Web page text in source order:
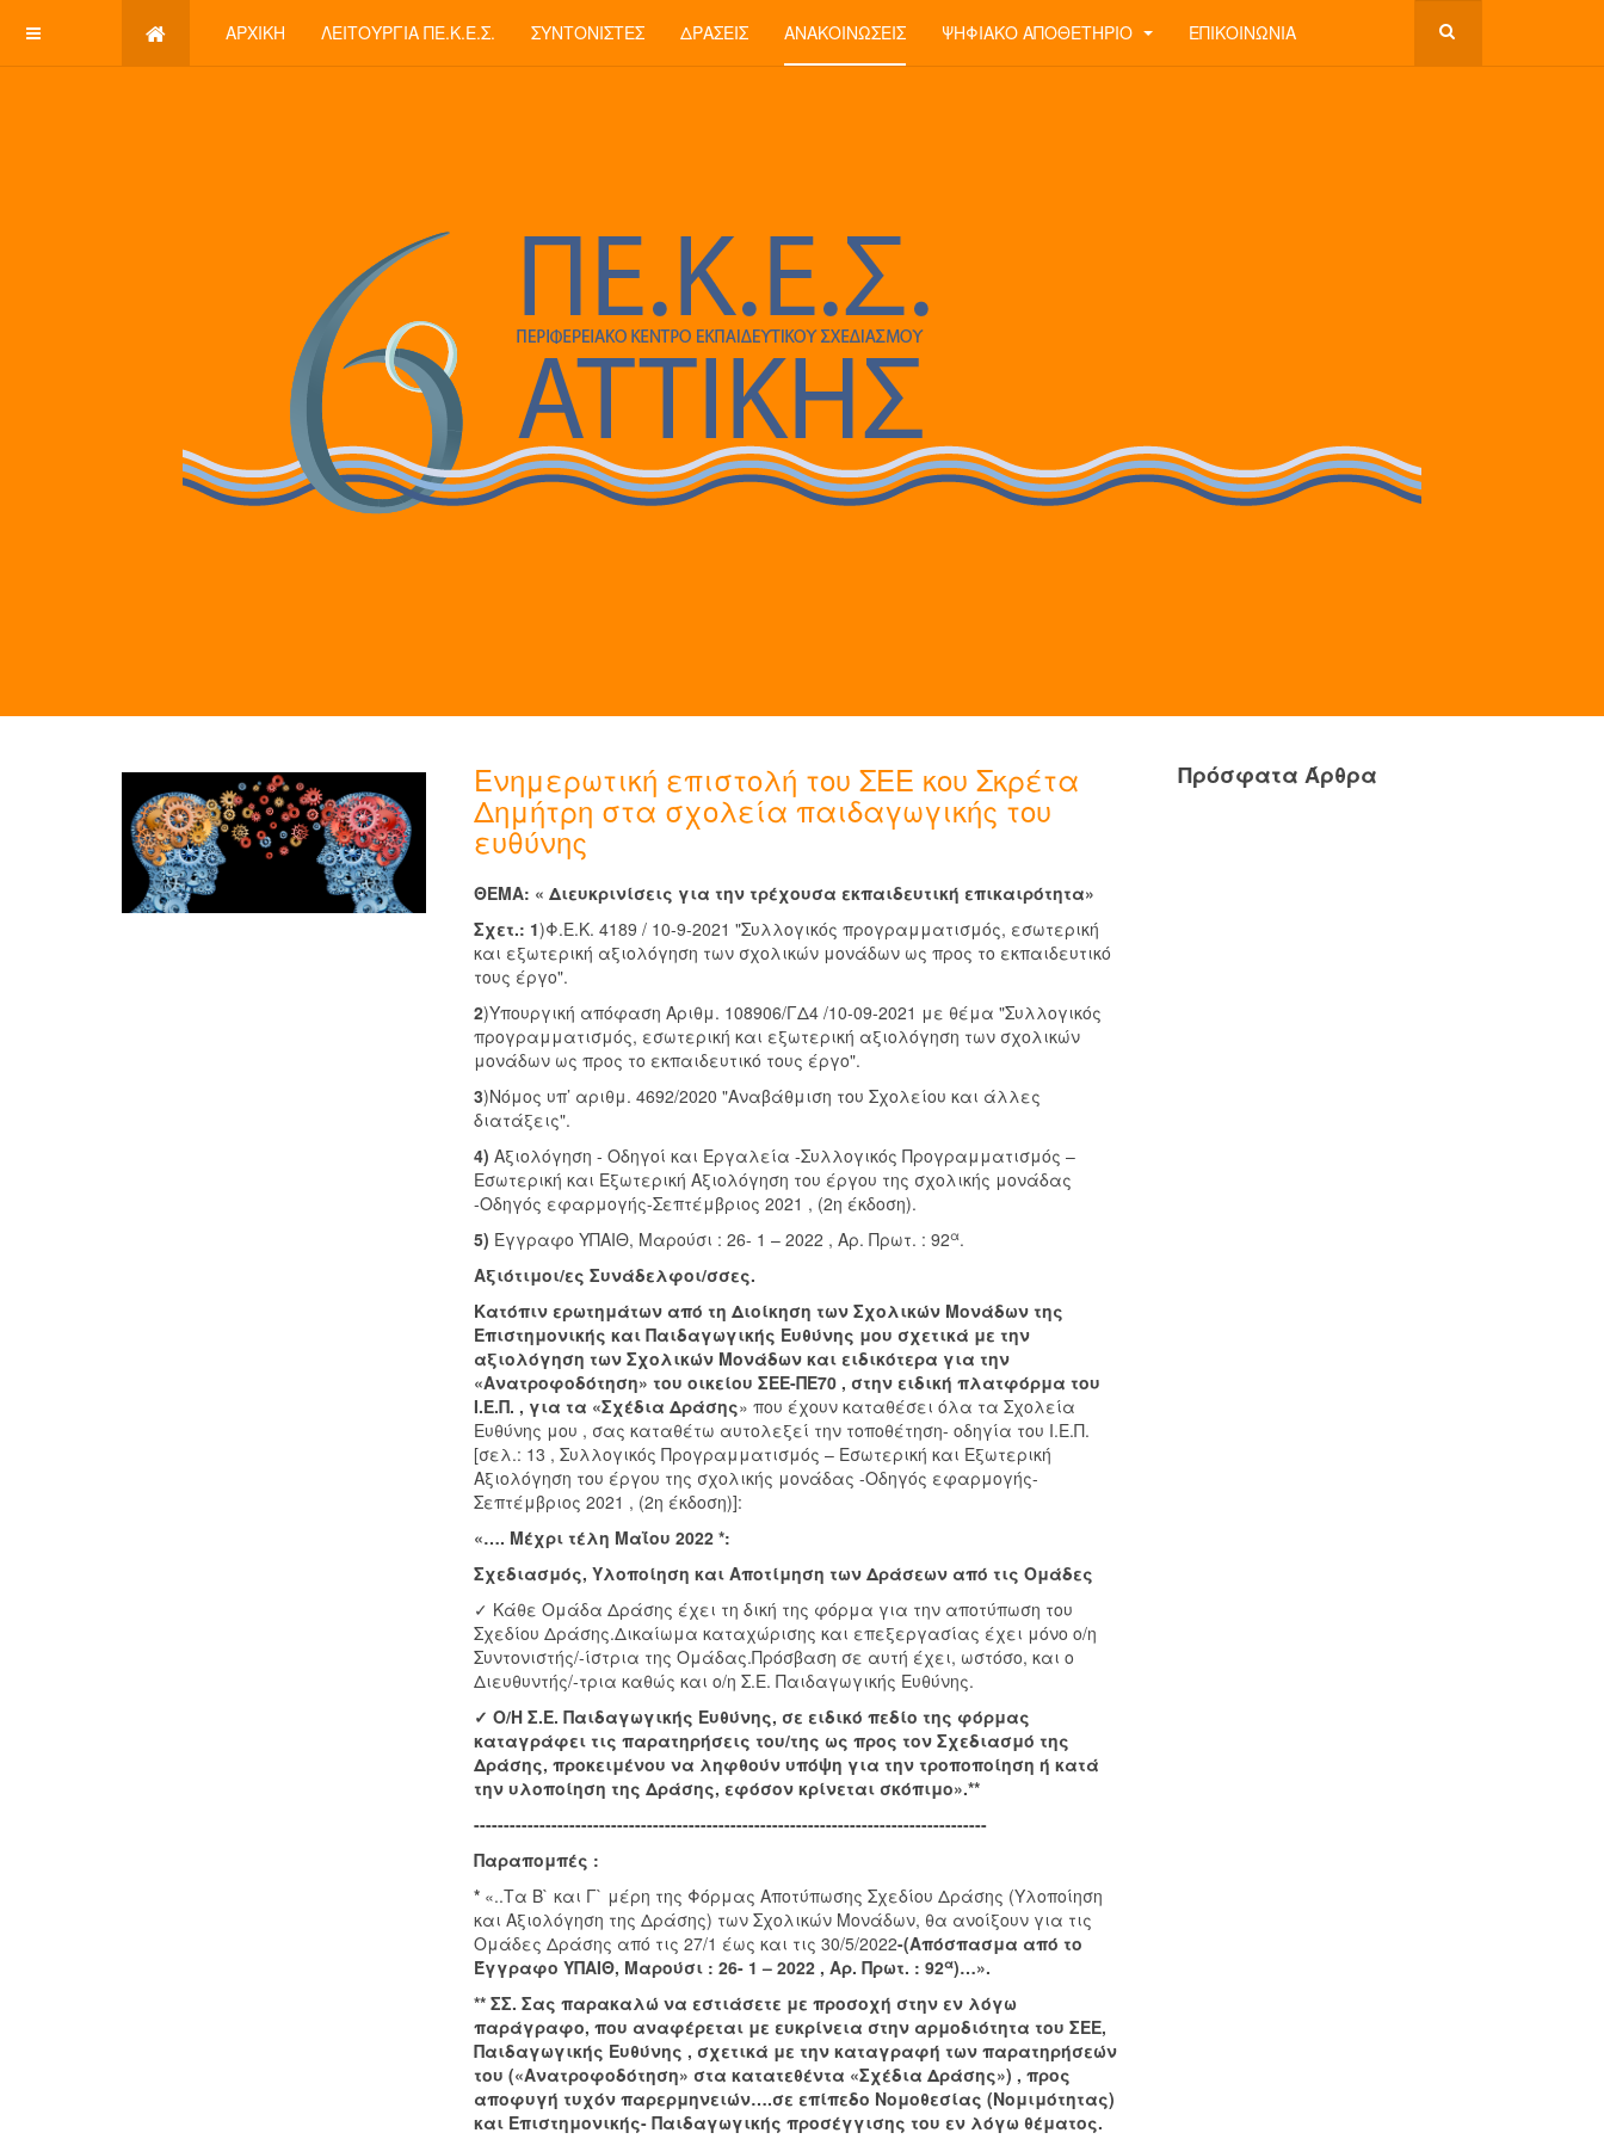
ΑΡΧΙΚΉ ΛΕΙΤΟΥΡΓΊΑ ΠΕ.Κ.Ε.Σ. ΣΥΝΤΟΝΙΣΤΈΣ ΔΡΆΣΕΙΣ ΑΝΑΚΟΙΝΏΣΕΙΣ ΨΗΦΙΑΚΌ ΑΠΟΘΕΤΉΡΙΟ ΕΠΙΚΟΙΝΩΝΊΑ
Ενημερωτική επιστολή του ΣΕΕ κου Σκρέτα
Δημήτρη στα σχολεία παιδαγωγικής του
ευθύνης
ΘΕΜΑ: « Διευκρινίσεις για την τρέχουσα εκπαιδευτική επικαιρότητα»
Σχετ.: 1)Φ.Ε.Κ. 4189 / 10-9-2021 "Συλλογικός προγραμματισμός, εσωτερική
και εξωτερική αξιολόγηση των σχολικών μονάδων ως προς το εκπαιδευτικό
τους έργο".
2)Υπουργική απόφαση Αριθμ. 108906/ΓΔ4 /10-09-2021 με θέμα "Συλλογικός
προγραμματισμός, εσωτερική και εξωτερική αξιολόγηση των σχολικών
μονάδων ως προς το εκπαιδευτικό τους έργο".
3)Νόμος υπ’ αριθμ. 4692/2020 "Αναβάθμιση του Σχολείου και άλλες
διατάξεις".
4) Αξιολόγηση - Οδηγοί και Εργαλεία -Συλλογικός Προγραμματισμός –
Εσωτερική και Εξωτερική Αξιολόγηση του έργου της σχολικής μονάδας
-Οδηγός εφαρμογής-Σεπτέμβριος 2021 , (2η έκδοση).
5) Έγγραφο ΥΠΑΙΘ, Μαρούσι : 26- 1 – 2022 , Αρ. Πρωτ. : 92α.
Αξιότιμοι/ες Συνάδελφοι/σσες.
Κατόπιν ερωτημάτων από τη Διοίκηση των Σχολικών Μονάδων της
Επιστημονικής και Παιδαγωγικής Ευθύνης μου σχετικά με την
αξιολόγηση των Σχολικών Μονάδων και ειδικότερα για την
«Ανατροφοδότηση» του οικείου ΣΕΕ-ΠΕ70 , στην ειδική πλατφόρμα του
Ι.Ε.Π. , για τα «Σχέδια Δράσης» που έχουν καταθέσει όλα τα Σχολεία
Ευθύνης μου , σας καταθέτω αυτολεξεί την τοποθέτηση- οδηγία του Ι.Ε.Π.
[σελ.: 13 , Συλλογικός Προγραμματισμός – Εσωτερική και Εξωτερική
Αξιολόγηση του έργου της σχολικής μονάδας -Οδηγός εφαρμογής-
Σεπτέμβριος 2021 , (2η έκδοση)]:
«…. Μέχρι τέλη Μαΐου 2022 *:
Σχεδιασμός, Υλοποίηση και Αποτίμηση των Δράσεων από τις Ομάδες
✓ Κάθε Ομάδα Δράσης έχει τη δική της φόρμα για την αποτύπωση του
Σχεδίου Δράσης.Δικαίωμα καταχώρισης και επεξεργασίας έχει μόνο ο/η
Συντονιστής/-ίστρια της Ομάδας.Πρόσβαση σε αυτή έχει, ωστόσο, και ο
Διευθυντής/-τρια καθώς και ο/η Σ.Ε. Παιδαγωγικής Ευθύνης.
✓ Ο/Η Σ.Ε. Παιδαγωγικής Ευθύνης, σε ειδικό πεδίο της φόρμας
καταγράφει τις παρατηρήσεις του/της ως προς τον Σχεδιασμό της
Δράσης, προκειμένου να ληφθούν υπόψη για την τροποποίηση ή κατά
την υλοποίηση της Δράσης, εφόσον κρίνεται σκόπιμο».**
--------------------------------------------------------------------------------------
Παραπομπές :
*«..Τα Β` και Γ` μέρη της Φόρμας Αποτύπωσης Σχεδίου Δράσης (Υλοποίηση
και Αξιολόγηση της Δράσης) των Σχολικών Μονάδων, θα ανοίξουν για τις
Ομάδες Δράσης από τις 27/1 έως και τις 30/5/2022-(Απόσπασμα από το
Έγγραφο ΥΠΑΙΘ, Μαρούσι : 26- 1 – 2022 , Αρ. Πρωτ. : 92α)…».
** ΣΣ. Σας παρακαλώ να εστιάσετε με προσοχή στην εν λόγω
παράγραφο, που αναφέρεται με ευκρίνεια στην αρμοδιότητα του ΣΕΕ,
Παιδαγωγικής Ευθύνης , σχετικά με την καταγραφή των παρατηρήσεών
του («Ανατροφοδότηση» στα κατατεθέντα «Σχέδια Δράσης») , προς
αποφυγή τυχόν παρερμηνειών….σε επίπεδο Νομοθεσίας (Νομιμότητας)
και Επιστημονικής- Παιδαγωγικής προσέγγισης του εν λόγω θέματος.
Πρόσφατα Άρθρα